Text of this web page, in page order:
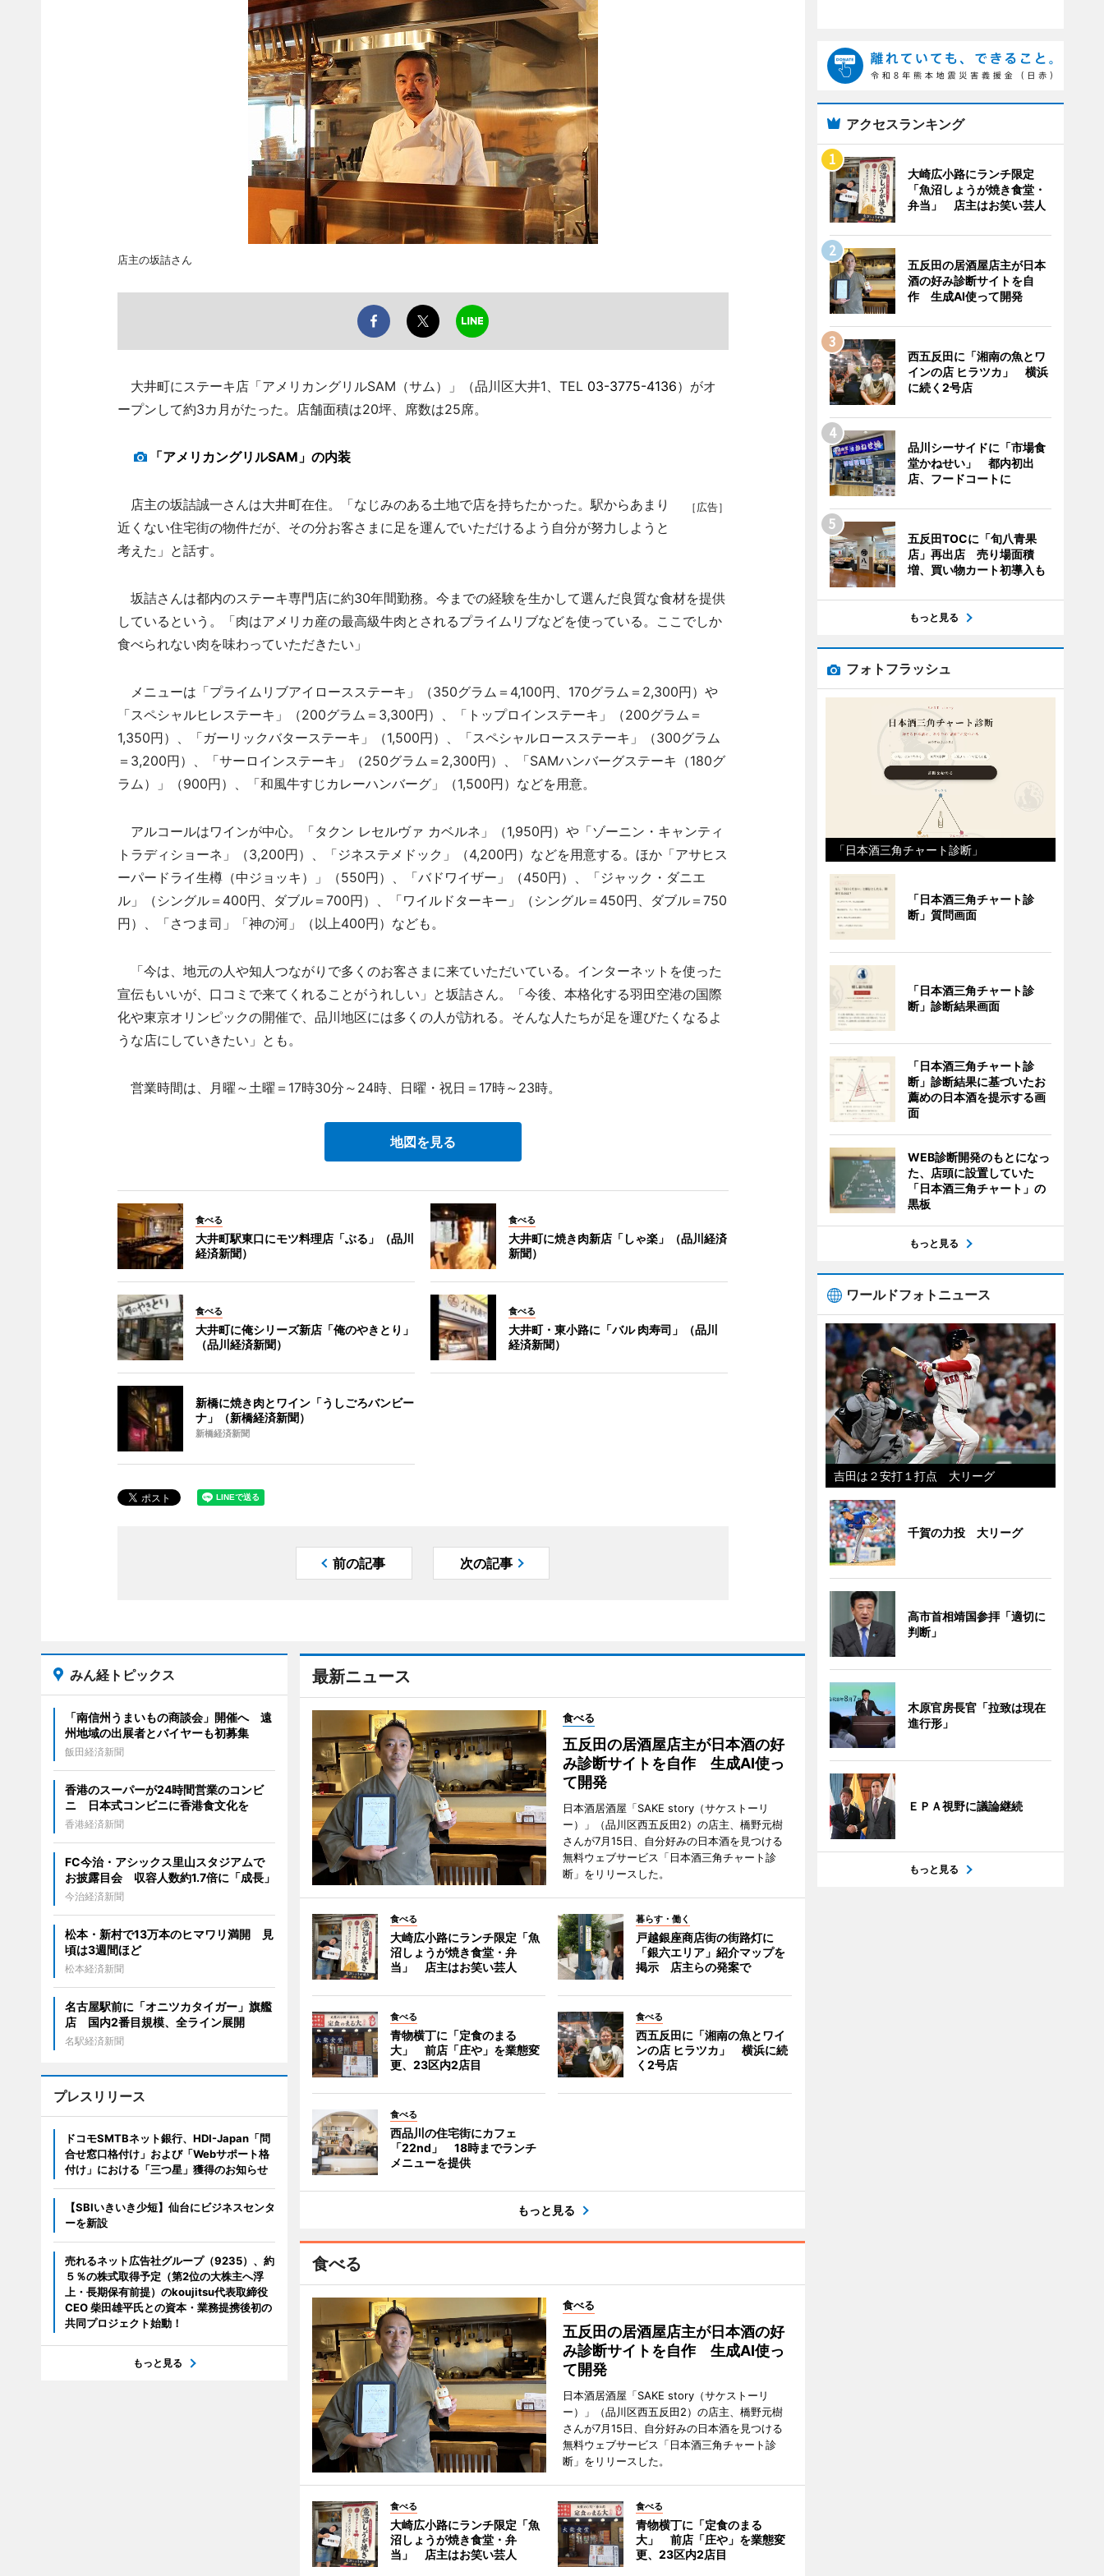
店主の坂詰さん
大井町にステーキ店「アメリカングリルSAM（サム）」（品川区大井1、TEL 03-3775-4136）がオ
ープンして約3カ月がたった。店舗面積は20坪、席数は25席。
「アメリカングリルSAM」の内装
［広告］
店主の坂詰誠一さんは大井町在住。「なじみのある土地で店を持ちたかった。駅からあまり
近くない住宅街の物件だが、その分お客さまに足を運んでいただけるよう自分が努力しようと
考えた」と話す。
坂詰さんは都内のステーキ専門店に約30年間勤務。今までの経験を生かして選んだ良質な食材を提供
しているという。「肉はアメリカ産の最高級牛肉とされるプライムリブなどを使っている。ここでしか
食べられない肉を味わっていただきたい」
メニューは「プライムリブアイロースステーキ」（350グラム＝4,100円、170グラム＝2,300円）や
「スペシャルヒレステーキ」（200グラム＝3,300円）、「トップロインステーキ」（200グラム＝
1,350円）、「ガーリックバターステーキ」（1,500円）、「スペシャルロースステーキ」（300グラム
＝3,200円）、「サーロインステーキ」（250グラム＝2,300円）、「SAMハンバーグステーキ（180グ
ラム）」（900円）、「和風牛すじカレーハンバーグ」（1,500円）などを用意。
アルコールはワインが中心。「タクン レセルヴァ カベルネ」（1,950円）や「ゾーニン・キャンティ
トラディショーネ」（3,200円）、「ジネステメドック」（4,200円）などを用意する。ほか「アサヒス
ーパードライ生樽（中ジョッキ）」（550円）、「バドワイザー」（450円）、「ジャック・ダニエ
ル」（シングル＝400円、ダブル＝700円）、「ワイルドターキー」（シングル＝450円、ダブル＝750
円）、「さつま司」「神の河」（以上400円）なども。
「今は、地元の人や知人つながりで多くのお客さまに来ていただいている。インターネットを使った
宣伝もいいが、口コミで来てくれることがうれしい」と坂詰さん。「今後、本格化する羽田空港の国際
化や東京オリンピックの開催で、品川地区には多くの人が訪れる。そんな人たちが足を運びたくなるよ
うな店にしていきたい」とも。
営業時間は、月曜～土曜＝17時30分～24時、日曜・祝日＝17時～23時。
地図を見る
食べる
大井町駅東口にモツ料理店「ぶる」（品川
経済新聞）
食べる
大井町に焼き肉新店「しゃ楽」（品川経済
新聞）
食べる
大井町に俺シリーズ新店「俺のやきとり」
（品川経済新聞）
食べる
大井町・東小路に「バル 肉寿司」（品川
経済新聞）
新橋に焼き肉とワイン「うしごろバンビー
ナ」（新橋経済新聞）
新橋経済新聞
前の記事 次の記事
最新ニュース
食べる
五反田の居酒屋店主が日本酒の好
み診断サイトを自作 生成AI使っ
て開発
日本酒居酒屋「SAKE story（サケストーリ
ー）」（品川区西五反田2）の店主、橋野元樹
さんが7月15日、自分好みの日本酒を見つける
無料ウェブサービス「日本酒三角チャート診
断」をリリースした。
食べる
大崎広小路にランチ限定「魚
沼しょうが焼き食堂・弁
当」 店主はお笑い芸人
暮らす・働く
戸越銀座商店街の街路灯に
「銀六エリア」紹介マップを
掲示 店主らの発案で
食べる
青物横丁に「定食のまる
大」 前店「庄や」を業態変
更、23区内2店目
食べる
西五反田に「湘南の魚とワイ
ンの店 ヒラツカ」 横浜に続
く2号店
食べる
西品川の住宅街にカフェ
「22nd」 18時までランチ
メニューを提供
もっと見る
食べる
食べる
五反田の居酒屋店主が日本酒の好
み診断サイトを自作 生成AI使っ
て開発
日本酒居酒屋「SAKE story（サケストーリ
ー）」（品川区西五反田2）の店主、橋野元樹
さんが7月15日、自分好みの日本酒を見つける
無料ウェブサービス「日本酒三角チャート診
断」をリリースした。
食べる
大崎広小路にランチ限定「魚
沼しょうが焼き食堂・弁
当」 店主はお笑い芸人
食べる
青物横丁に「定食のまる
大」 前店「庄や」を業態変
更、23区内2店目
みん経トピックス
「南信州うまいもの商談会」開催へ 遠
州地域の出展者とバイヤーも初募集
飯田経済新聞
香港のスーパーが24時間営業のコンビ
ニ 日本式コンビニに香港食文化を
香港経済新聞
FC今治・アシックス里山スタジアムで
お披露目会 収容人数約1.7倍に「成長」
今治経済新聞
松本・新村で13万本のヒマワリ満開 見
頃は3週間ほど
松本経済新聞
名古屋駅前に「オニツカタイガー」旗艦
店 国内2番目規模、全ライン展開
名駅経済新聞
プレスリリース
ドコモSMTBネット銀行、HDI-Japan「問
合せ窓口格付け」および「Webサポート格
付け」における「三つ星」獲得のお知らせ
【SBIいきいき少短】仙台にビジネスセンタ
ーを新設
売れるネット広告社グループ（9235）、約
５％の株式取得予定（第2位の大株主へ浮
上・長期保有前提）のkoujitsu代表取締役
CEO 柴田雄平氏との資本・業務提携後初の
共同プロジェクト始動！
もっと見る
アクセスランキング
大崎広小路にランチ限定
「魚沼しょうが焼き食堂・
弁当」 店主はお笑い芸人
五反田の居酒屋店主が日本
酒の好み診断サイトを自
作 生成AI使って開発
西五反田に「湘南の魚とワ
インの店 ヒラツカ」 横浜
に続く2号店
品川シーサイドに「市場食
堂かねせい」 都内初出
店、フードコートに
五反田TOCに「旬八青果
店」再出店 売り場面積
増、買い物カート初導入も
もっと見る
フォトフラッシュ
「日本酒三角チャート診断」
「日本酒三角チャート診
断」質問画面
「日本酒三角チャート診
断」診断結果画面
「日本酒三角チャート診
断」診断結果に基づいたお
薦めの日本酒を提示する画
面
WEB診断開発のもとになっ
た、店頭に設置していた
「日本酒三角チャート」の
黒板
もっと見る
ワールドフォトニュース
吉田は２安打１打点 大リーグ
千賀の力投 大リーグ
高市首相靖国参拝「適切に
判断」
木原官房長官「拉致は現在
進行形」
ＥＰＡ視野に議論継続
もっと見る